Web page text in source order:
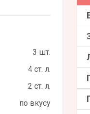
3 шт.
4 ст. л.
2 ст. л.
по вкусу